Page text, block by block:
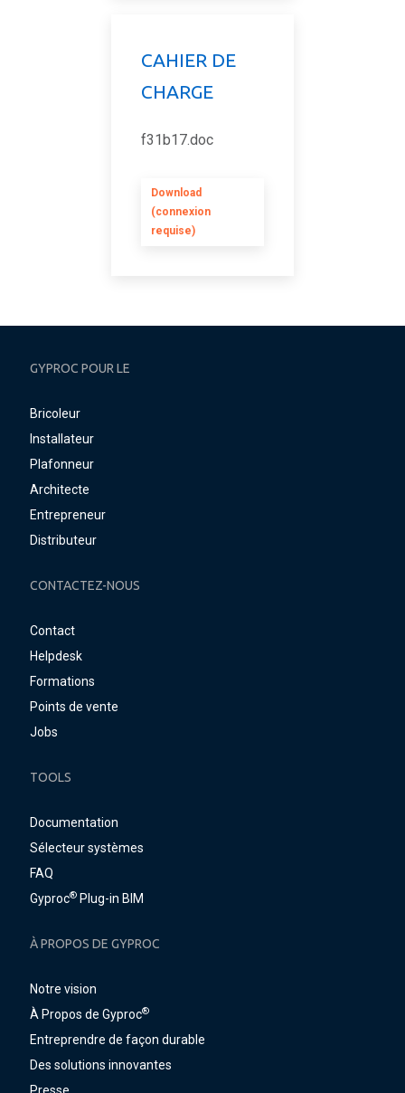
CAHIER DE
CHARGE
f31b17.doc
Download
(connexion
requise)
GYPROC POUR LE
Bricoleur
Installateur
Plafonneur
Architecte
Entrepreneur
Distributeur
CONTACTEZ-NOUS
Contact
Helpdesk
Formations
Points de vente
Jobs
TOOLS
Documentation
Sélecteur systèmes
FAQ
Gyproc® Plug-in BIM
À PROPOS DE GYPROC
Notre vision
À Propos de Gyproc®
Entreprendre de façon durable
Des solutions innovantes
Presse